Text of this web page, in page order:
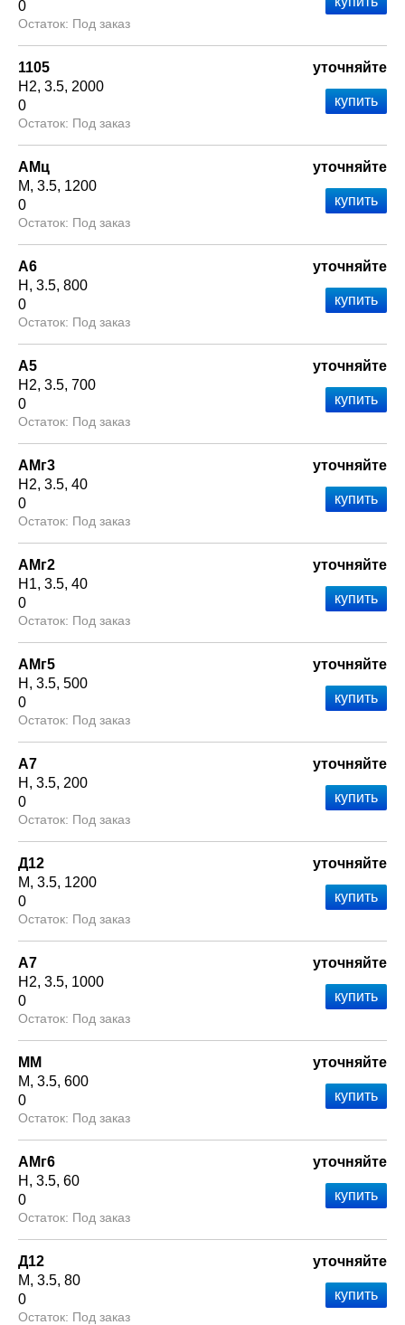
0
Под заказ
1105
Н2 3.5 2000
0
Под заказ
уточняйте
АМц
М 3.5 1200
0
Под заказ
уточняйте
А6
Н
3.5 800
0
Под заказ
уточняйте
А5
Н2 3.5 700
0
Под заказ
уточняйте
АМг3
Н2 3.5 40
0
Под заказ
уточняйте
АМг2
Н1 3.5 40
0
Под заказ
уточняйте
АМг5
Н
3.5 500
0
Под заказ
уточняйте
А7
Н
3.5 200
0
Под заказ
уточняйте
Д12
М 3.5 1200
0
Под заказ
уточняйте
А7
Н2 3.5 1000
0
Под заказ
уточняйте
ММ
М 3.5 600
0
Под заказ
уточняйте
АМг6
Н
3.5 60
0
Под заказ
уточняйте
Д12
М 3.5 80
0
Под заказ
уточняйте